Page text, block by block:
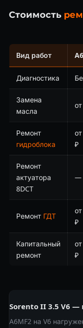
Стоимость
Вид работ
Диагностика
Замена
масла
Ремонт
гидроблока
₽
Ремонт
актуатора
8DCT
—
Ремонт ГДТ
₽
Капитальный
ремонт
₽
Sorento II 3.5 V6
A6MF2 на V6